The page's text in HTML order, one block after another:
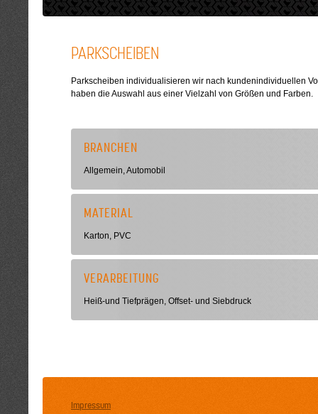
PARKSCHEIBEN
Parkscheiben individualisieren wir nach kundenindividuellen
haben die Auswahl aus einer Vielzahl von Größen und Farben.
BRANCHEN
Allgemein, Automobil
MATERIAL
Karton, PVC
VERARBEITUNG
Heiß-und Tiefprägen, Offset- und Siebdruck
Impressum